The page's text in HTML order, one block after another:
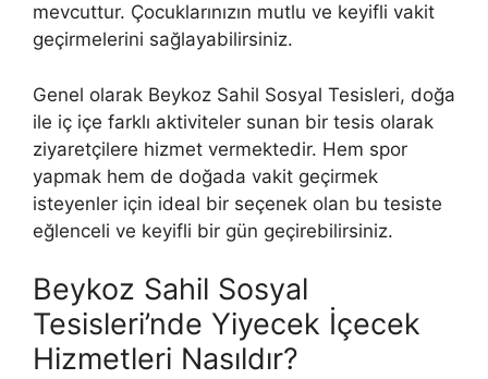
mevcuttur. Çocuklarınızın mutlu ve keyifli vakit
geçirmelerini sağlayabilirsiniz.
Genel olarak Beykoz Sahil Sosyal Tesisleri, doğa
ile iç içe farklı aktiviteler sunan bir tesis olarak
ziyaretçilere hizmet vermektedir. Hem spor
yapmak hem de doğada vakit geçirmek
isteyenler için ideal bir seçenek olan bu tesiste
eğlenceli ve keyifli bir gün geçirebilirsiniz.
Beykoz Sahil Sosyal
Tesisleri’nde Yiyecek İçecek
Hizmetleri Nasıldır?